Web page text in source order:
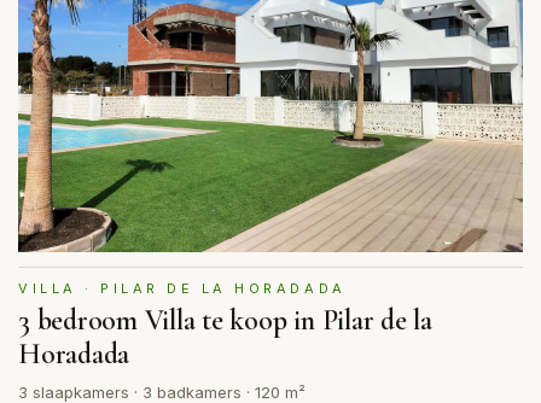
VILLA · PILAR DE LA HORADADA
3 bedroom Villa te koop in Pilar de la
Horadada
3 slaapkamers · 3 badkamers · 120 m²